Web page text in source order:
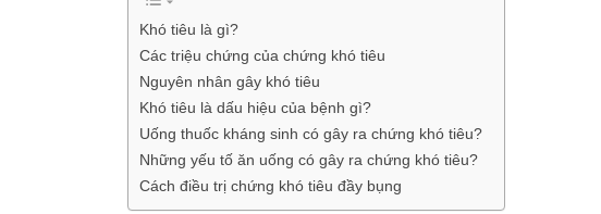
Khó tiêu là gì?
Các triệu chứng của chứng khó tiêu
Nguyên nhân gây khó tiêu
Khó tiêu là dấu hiệu của bệnh gì?
Uống thuốc kháng sinh có gây ra chứng khó tiêu?
Những yếu tố ăn uống có gây ra chứng khó tiêu?
Cách điều trị chứng khó tiêu đầy bụng